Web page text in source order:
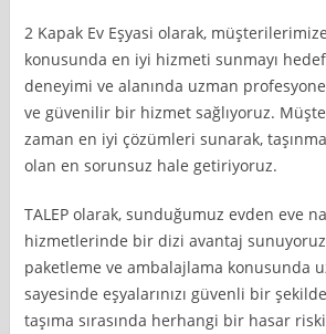
2 Kapak Ev Eşyasi olarak,
konusunda en iyi hizmeti sunmayı
deneyimi ve alanında uzman
ve güvenilir bir hizmet sağlıyoruz.
zaman en iyi çözümleri sunarak,
olan en sorunsuz hale getiriyoruz.
TALEP olarak, sunduğumuz evden eve
hizmetlerinde bir dizi avantaj
paketleme ve ambalajlama konusunda
sayesinde eşyalarınızı güvenli bir
taşıma sırasında herhangi bir hasar